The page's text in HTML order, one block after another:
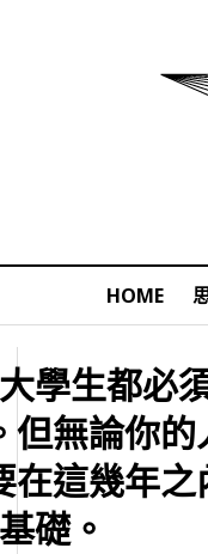
HOME
學生都必
但無論你
在這幾年
礎。